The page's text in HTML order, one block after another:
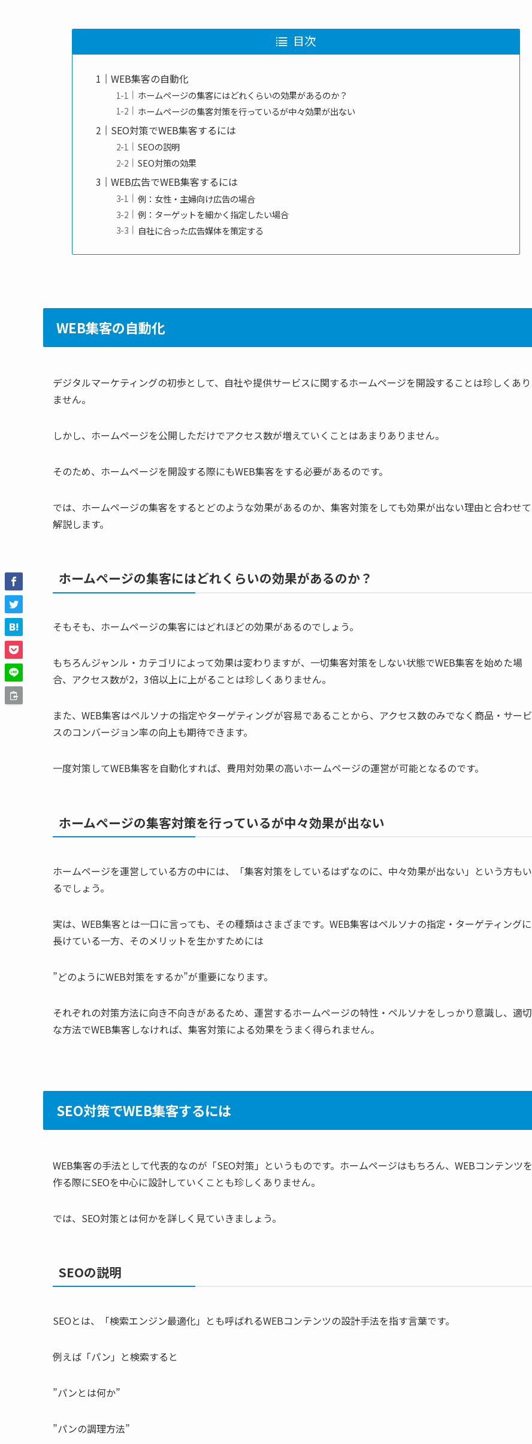
目次
WEB集客の自動化
ホームページの集客にはどれくらいの効果があるのか？
ホームページの集客対策を行っているが中々効果が出ない
SEO対策でWEB集客するには
SEOの説明
SEO対策の効果
WEB広告でWEB集客するには
例：女性・主婦向け広告の場合
例：ターゲットを細かく指定したい場合
自社に合った広告媒体を策定する
WEB集客の自動化
デジタルマーケティングの初歩として、自社や提供サービスに関するホームページを開設することは珍しくあり
ません。
しかし、ホームページを公開しただけでアクセス数が増えていくことはあまりありません。
そのため、ホームページを開設する際にもWEB集客をする必要があるのです。
では、ホームページの集客をするとどのような効果があるのか、集客対策をしても効果が出ない理由と合わせて
解説します。
ホームページの集客にはどれくらいの効果があるのか？
そもそも、ホームページの集客にはどれほどの効果があるのでしょう。
もちろんジャンル・カテゴリによって効果は変わりますが、一切集客対策をしない状態でWEB集客を始めた場
合、アクセス数が2，3倍以上に上がることは珍しくありません。
また、WEB集客はペルソナの指定やターゲティングが容易であることから、アクセス数のみでなく商品・サービ
スのコンバージョン率の向上も期待できます。
一度対策してWEB集客を自動化すれば、費用対効果の高いホームページの運営が可能となるのです。
ホームページの集客対策を行っているが中々効果が出ない
ホームページを運営している方の中には、「集客対策をしているはずなのに、中々効果が出ない」という方もい
るでしょう。
実は、WEB集客とは一口に言っても、その種類はさまざまです。WEB集客はペルソナの指定・ターゲティングに
長けている一方、そのメリットを生かすためには
”どのようにWEB対策をするか”が重要になります。
それぞれの対策方法に向き不向きがあるため、運営するホームページの特性・ペルソナをしっかり意識し、適切
な方法でWEB集客しなければ、集客対策による効果をうまく得られません。
SEO対策でWEB集客するには
WEB集客の手法として代表的なのが「SEO対策」というものです。ホームページはもちろん、WEBコンテンツを
作る際にSEOを中心に設計していくことも珍しくありません。
では、SEO対策とは何かを詳しく見ていきましょう。
SEOの説明
SEOとは、「検索エンジン最適化」とも呼ばれるWEBコンテンツの設計手法を指す言葉です。
例えば「パン」と検索すると
”パンとは何か”
”パンの調理方法”